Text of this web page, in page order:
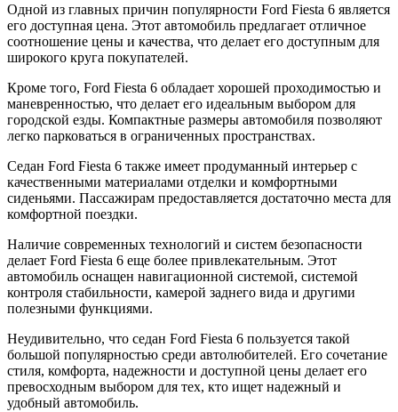
Одной из главных причин популярности Ford Fiesta 6 является
его доступная цена. Этот автомобиль предлагает отличное
соотношение цены и качества, что делает его доступным для
широкого круга покупателей.
Кроме того, Ford Fiesta 6 обладает хорошей проходимостью и
маневренностью, что делает его идеальным выбором для
городской езды. Компактные размеры автомобиля позволяют
легко парковаться в ограниченных пространствах.
Седан Ford Fiesta 6 также имеет продуманный интерьер с
качественными материалами отделки и комфортными
сиденьями. Пассажирам предоставляется достаточно места для
комфортной поездки.
Наличие современных технологий и систем безопасности
делает Ford Fiesta 6 еще более привлекательным. Этот
автомобиль оснащен навигационной системой, системой
контроля стабильности, камерой заднего вида и другими
полезными функциями.
Неудивительно, что седан Ford Fiesta 6 пользуется такой
большой популярностью среди автолюбителей. Его сочетание
стиля, комфорта, надежности и доступной цены делает его
превосходным выбором для тех, кто ищет надежный и
удобный автомобиль.